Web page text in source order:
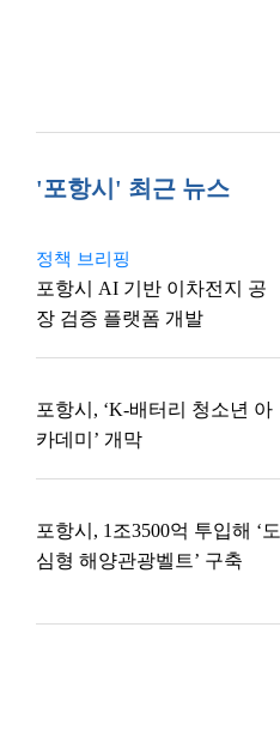
'포항시' 최근 뉴스
정책 브리핑
포항시 AI 기반 이차전지 공
장 검증 플랫폼 개발
포항시, ‘K-배터리 청소년 아
카데미’ 개막
포항시, 1조3500억 투입해 ‘도
심형 해양관광벨트’ 구축